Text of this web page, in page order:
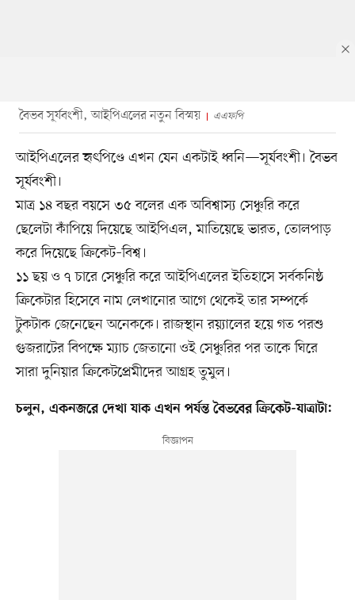
বৈভব সূর্যবংশী, আইপিএলের নতুন বিস্ময় এএফপি
আইপিএলের হৃৎপিণ্ডে এখন যেন একটাই ধ্বনি—সূর্যবংশী। বৈভব
সূর্যবংশী।
মাত্র ১৪ বছর বয়সে ৩৫ বলের এক অবিশ্বাস্য সেঞ্চুরি করে
ছেলেটা কাঁপিয়ে দিয়েছে আইপিএল, মাতিয়েছে ভারত, তোলপাড়
করে দিয়েছে ক্রিকেট–বিশ্ব।
১১ ছয় ও ৭ চারে সেঞ্চুরি করে আইপিএলের ইতিহাসে সর্বকনিষ্ঠ
ক্রিকেটার হিসেবে নাম লেখানোর আগে থেকেই তার সম্পর্কে
টুকটাক জেনেছেন অনেককে। রাজস্থান রয়্যালের হয়ে গত পরশু
গুজরাটের বিপক্ষে ম্যাচ জেতানো ওই সেঞ্চুরির পর তাকে ঘিরে
সারা দুনিয়ার ক্রিকেটপ্রেমীদের আগ্রহ তুমুল।
চলুন, একনজরে দেখা যাক এখন পর্যন্ত বৈভবের ক্রিকেট-যাত্রাটা: